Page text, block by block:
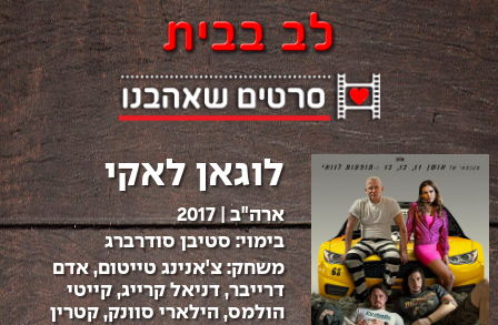
לוגאן לאקי
ארה"ב|
2017
בימוי:סטיבן סודרברג
משחק:צ'אנינג טייטום, אדם
דרייבר, דניאל קרייג, קייטי
הולמס, הילארי סוונק, קטרין